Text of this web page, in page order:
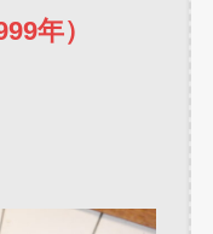
年）